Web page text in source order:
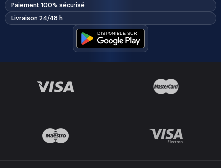
Paiement 100% sécurisé
Livraison 24/48 h